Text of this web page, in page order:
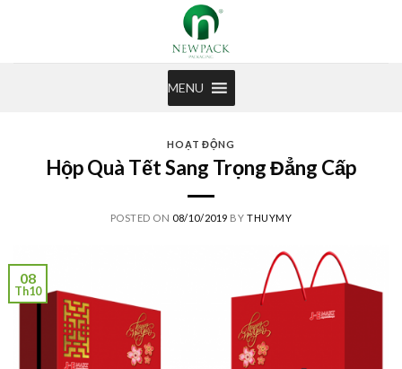
MENU
HOẠT ĐỘNG
Hộp Quà Tết Sang Trọng Đẳng Cấp
POSTED ON 08/10/2019 BYTHUYMY
08
Th10